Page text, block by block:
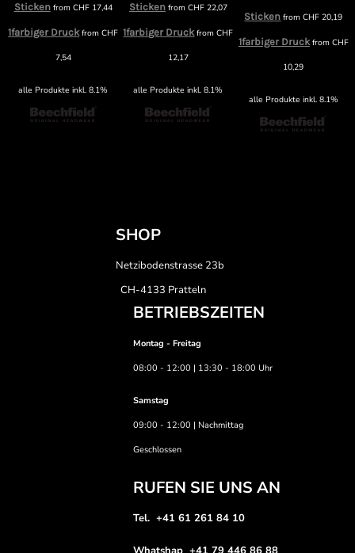
Stickenfrom CHF17,44
1farbiger DruckfromCHF
7,54
alle Produkte inkl. 8.1%
Stickenfrom CHF22,07
1farbiger DruckfromCHF
12,17
alle Produkte inkl. 8.1%
Sticken fromCHF 20,19
1farbiger Druckfrom CHF
10,29
alle Produkte inkl. 8.1%
SHOP
Netzibodenstrasse 23b
CH-4133 Pratteln
BETRIEBSZEITEN
Montag - Freitag
08:00 - 12:00 | 13:30 - 18:00 Uhr
Samstag
09:00 - 12:00 | Nachmittag
Geschlossen
RUFEN SIE UNS AN
Tel. +41 61 261 84 10